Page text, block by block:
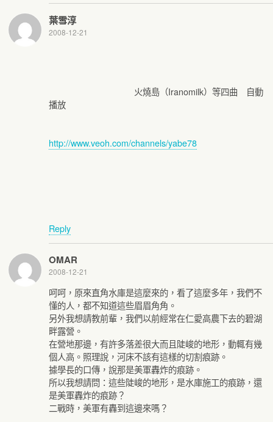
葉雪淳
2008-12-21
火燒島（Iranomilk）等四曲 自動
播放
http://www.veoh.com/channels/yabe78
Reply
OMAR
2008-12-21
呵呵，原來直角水庫是這麼來的，看了這麼多年，我們不
懂的人，都不知道這些眉眉角角。
另外我想請教前輩，我們以前經常在仁愛高農下去的碧湖
畔露營。
在營地那邊，有許多落差很大而且陡峻的地形，動輒有幾
個人高。照理說，河床不該有這樣的切割痕跡。
據學長的口傳，說那是美軍轟炸的痕跡。
所以我想請問：這些陡峻的地形，是水庫施工的痕跡，還
是美軍轟炸的痕跡？
二戰時，美軍有轟到這邊來嗎？